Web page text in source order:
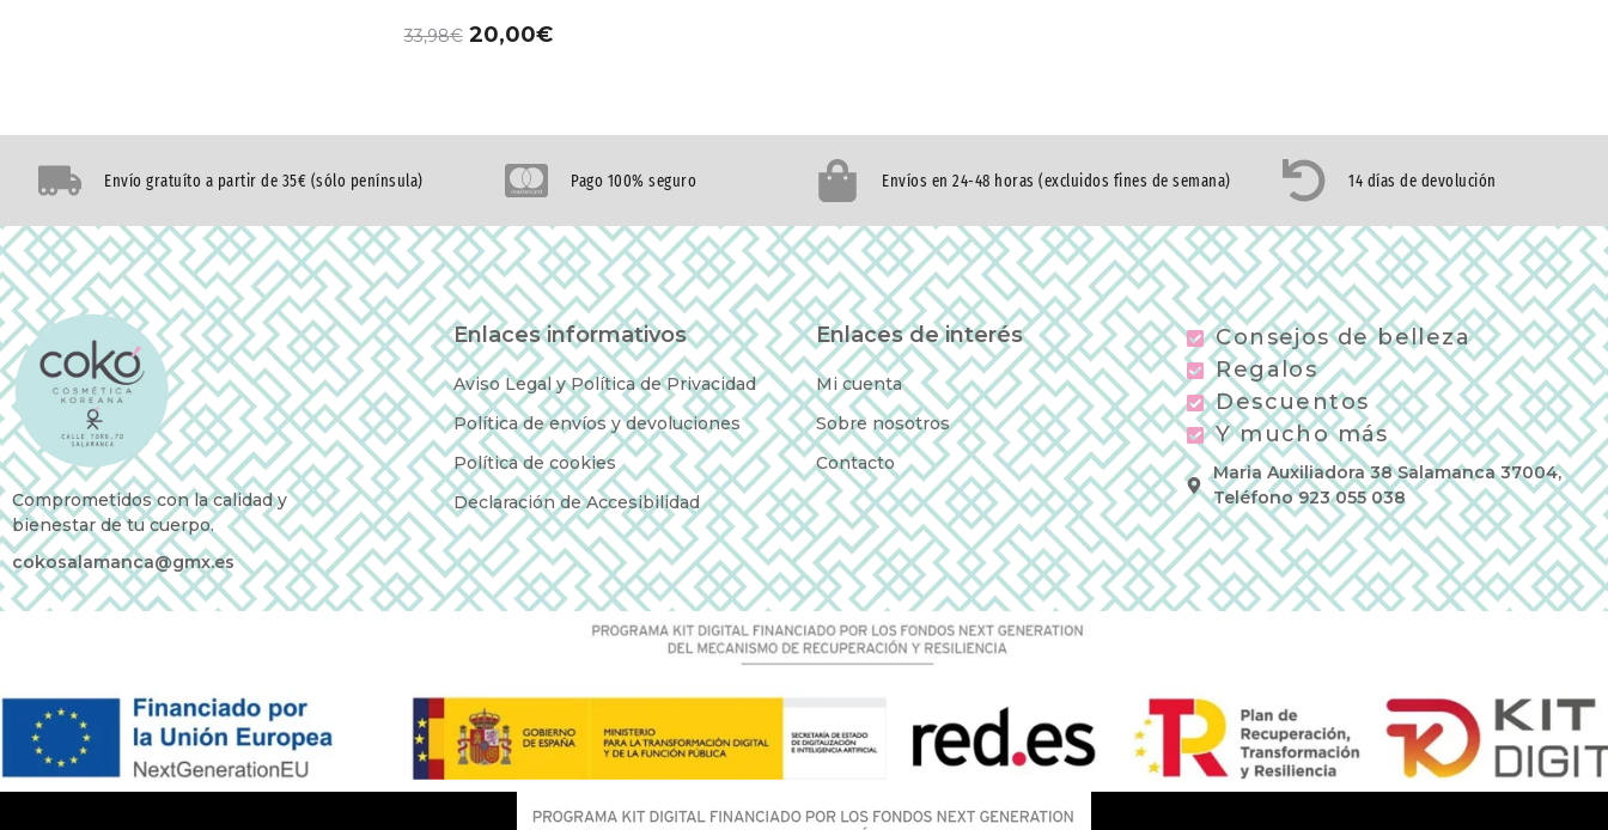
33,98€ 20,00€
Envío gratuíto a partir de 35€ (sólo península) Pago 100% seguro Envíos en 24-48 horas (excluidos fines de semana) 14 días de devolución
Comprometidos con la calidad y
bienestar de tu cuerpo.
cokosalamanca@gmx.es
Enlaces informativos
Aviso Legal y Política de Privacidad
Política de envíos y devoluciones
Política de cookies
Declaración de Accesibilidad
Enlaces de interés
Mi cuenta
Sobre nosotros
Contacto
Consejos de belleza
Regalos
Descuentos
Y mucho más
Maria Auxiliadora 38 Salamanca 37004,
Teléfono 923 055 038